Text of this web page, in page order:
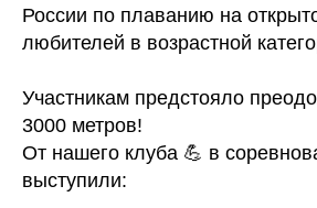
России по плаванию на
любителей в возрастной
Участникам предстояло
3000 метров!
От нашего клуба 💪 в
выступили: